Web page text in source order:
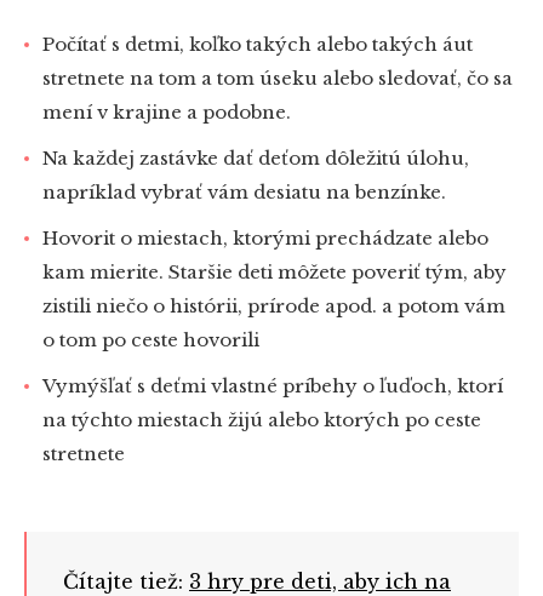
Počítať s detmi, koľko takých alebo takých áut
stretnete na tom a tom úseku alebo sledovať, čo sa
mení v krajine a podobne.
Na každej zastávke dať deťom dôležitú úlohu,
napríklad vybrať vám desiatu na benzínke.
Hovorit o miestach, ktorými prechádzate alebo
kam mierite. Staršie deti môžete poveriť tým, aby
zistili niečo o histórii, prírode apod. a potom vám
o tom po ceste hovorili
Vymýšľať s deťmi vlastné príbehy o ľuďoch, ktorí
na týchto miestach žijú alebo ktorých po ceste
stretnete
Čítajte tiež: 3 hry pre deti, aby ich na